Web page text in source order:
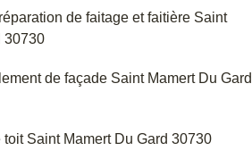
de faitage et faitière Saint
30730
de façade Saint Mamert Du Gard
Saint Mamert Du Gard 30730